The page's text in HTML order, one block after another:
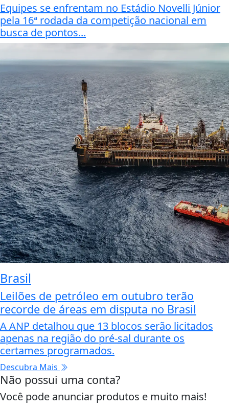
Equipes se enfrentam no Estádio Novelli Júnior
pela 16ª rodada da competição nacional em
busca de pontos...
Brasil
Leilões de petróleo em outubro terão
recorde de áreas em disputa no Brasil
A ANP detalhou que 13 blocos serão licitados
apenas na região do pré-sal durante os
certames programados.
Descubra Mais
Não possui uma conta?
Você pode anunciar produtos e muito mais!